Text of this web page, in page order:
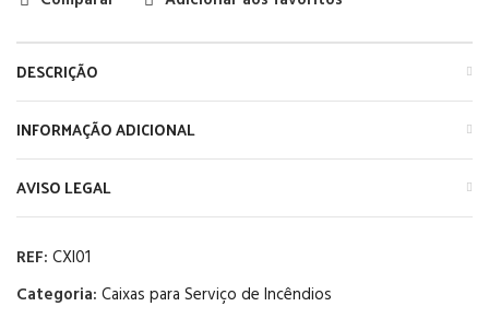
DESCRIÇÃO
INFORMAÇÃO ADICIONAL
AVISO LEGAL
REF: CXI01
Categoria: Caixas para Serviço de Incêndios